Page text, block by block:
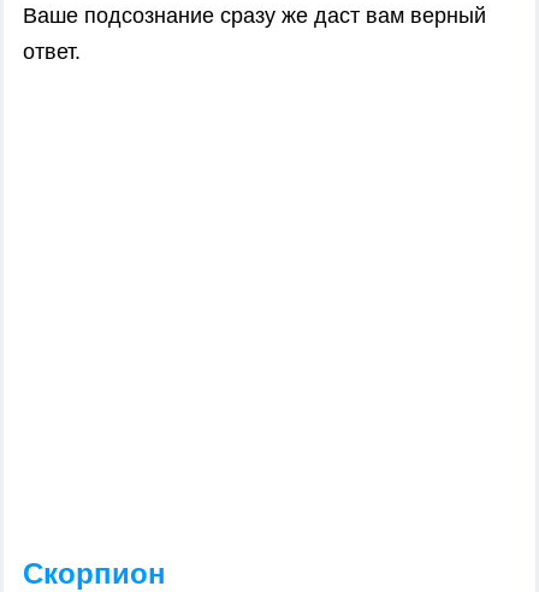
Ваше подсознание сразу же даст вам верный
ответ.
Скорпион